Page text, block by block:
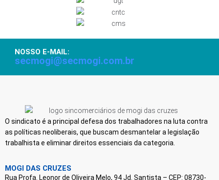
NOSSO E-MAIL:
secmogi@secmogi.com.br
O sindicato é a principal defesa dos trabalhadores na luta contra
as políticas neoliberais, que buscam desmantelar a legislação
trabalhista e eliminar direitos essenciais da categoria.
MOGI DAS CRUZES
Rua Profa. Leonor de Oliveira Melo, 94 Jd. Santista – CEP: 08730-